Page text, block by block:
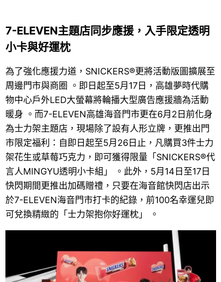
7-ELEVEN主題店同步應援，入手限定透明
小卡與好運枕
為了強化應援力道，SNICKERS®更將活動版圖擴展至
周邊門市與商圈 。即日起至5月17日，高雄夢時代購
物中心戶外LED大螢幕將輪播大型廣告應援牆為活動
暖身 。而7-ELEVEN高雄海音門市更在6月2日前化身
為士力架主題店，現場除了設有人形立牌，更推出門
市限定福利：自即日起至5月26日止，凡購買3件士力
架花生或草莓巧克力，即可獲得限量「SNICKERS®代
言人MINGYU透明小卡組」 。此外，5月14日至17日
快閃期間更推出加碼贈禮，只要在海音館快閃店出示
於7-ELEVEN海音門市打卡的紀錄，前100名幸運兒即
可兌換精緻的「士力架抱你好運枕」 。